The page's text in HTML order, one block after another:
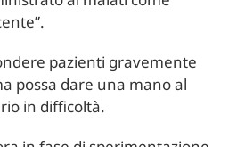
pazienti gravemente
possa dare una mano al
in difficoltà.